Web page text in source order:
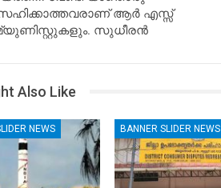
ആർ എസ്സ്
സുധീരൻ
Also Like
NEWS BANNER SLIDER NEWS